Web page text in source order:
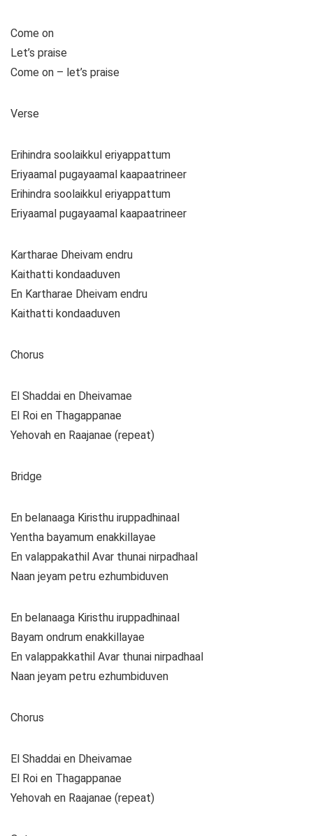
Come on
Let’s praise
Come on – let’s praise
Verse
Erihindra soolaikkul eriyappattum
Eriyaamal pugayaamal kaapaatrineer
Erihindra soolaikkul eriyappattum
Eriyaamal pugayaamal kaapaatrineer
Kartharae Dheivam endru
Kaithatti kondaaduven
En Kartharae Dheivam endru
Kaithatti kondaaduven
Chorus
El Shaddai en Dheivamae
El Roi en Thagappanae
Yehovah en Raajanae (repeat)
Bridge
En belanaaga Kiristhu iruppadhinaal
Yentha bayamum enakkillayae
En valappakathil Avar thunai nirpadhaal
Naan jeyam petru ezhumbiduven
En belanaaga Kiristhu iruppadhinaal
Bayam ondrum enakkillayae
En valappakkathil Avar thunai nirpadhaal
Naan jeyam petru ezhumbiduven
Chorus
El Shaddai en Dheivamae
El Roi en Thagappanae
Yehovah en Raajanae (repeat)